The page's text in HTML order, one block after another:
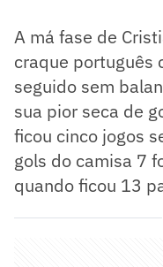
A má fase de
craque português
seguido sem
sua pior seca de
ficou cinco jogos
gols do camisa 7
quando ficou 13